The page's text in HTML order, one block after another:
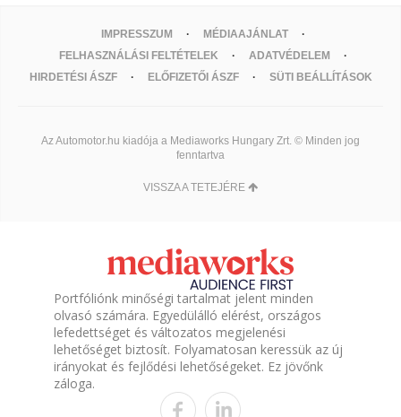
IMPRESSZUM
MÉDIAAJÁNLAT
FELHASZNÁLÁSI FELTÉTELEK
ADATVÉDELEM
HIRDETÉSI ÁSZF
ELŐFIZETŐI ÁSZF SÜTI BEÁLLÍTÁSOK
Az Automotor.hu kiadója a Mediaworks Hungary Zrt. © Minden jog
fenntartva
VISSZA A TETEJÉRE
Portfóliónk minőségi tartalmat jelent minden
olvasó számára. Egyedülálló elérést, országos
lefedettséget és változatos megjelenési
lehetőséget biztosít. Folyamatosan keressük az új
irányokat és fejlődési lehetőségeket. Ez jövőnk
záloga.